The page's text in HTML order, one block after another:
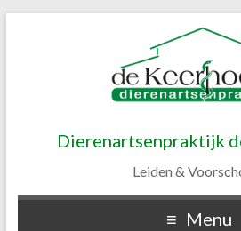
Dierenartsenpraktijk
Leiden &
Menu